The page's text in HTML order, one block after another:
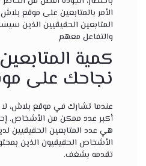
الأمر بالمتابعين على موقع
المتابعين الحقيقيين الذين
والتفاعل معهم
كمية
نجاحك على
عندما تشارك في موقع بلاش،
أكبر عدد ممكن من الأشخاص.
هي عدد المتابعين الحقيقيين
الأشخاص الحقيقيون الذين
تقدمه بشغف.